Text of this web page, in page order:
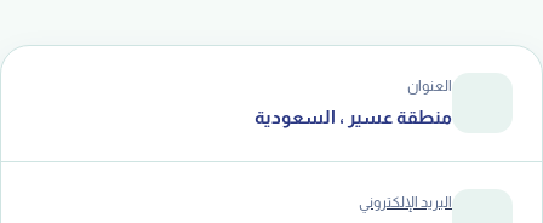
العنوان
منطقة عسير ، السعودية
البريد الإلكتروني